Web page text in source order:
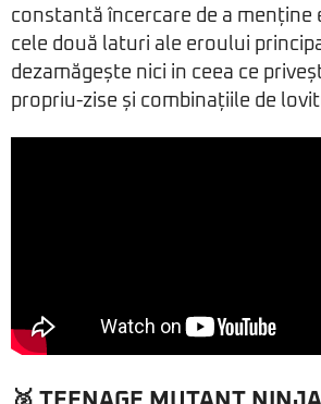
constantă încercare de a menține
cele două laturi ale eroului
dezamăgește nici in ceea ce
propriu-zise și combinațiile de